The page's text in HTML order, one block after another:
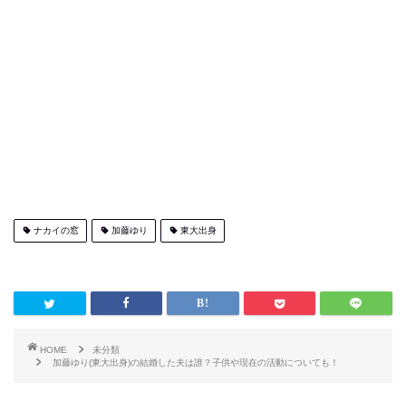
ナカイの窓 加藤ゆり 東大出身
HOME
未分類
加藤ゆり(東大出身)の結婚した夫は誰？子供や現在の活動についても！